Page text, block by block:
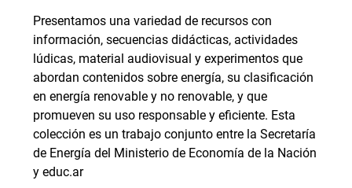
Presentamos una variedad de recursos con
información, secuencias didácticas, actividades
lúdicas, material audiovisual y experimentos que
abordan contenidos sobre energía, su clasificación
en energía renovable y no renovable, y que
promueven su uso responsable y eficiente. Esta
colección es un trabajo conjunto entre la Secretaría
de Energía del Ministerio de Economía de la Nación
y educ.ar